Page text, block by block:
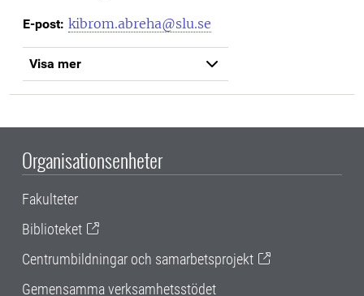
E-post: kibrom.abreha@slu.se
Visa mer
Organisationsenheter
Fakulteter
Biblioteket
Centrumbildningar och samarbetsprojekt
Gemensamma verksamhetsstödet